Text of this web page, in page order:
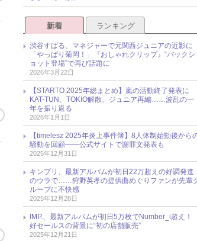
新着 ランキング
渋谷すばる、マネジャーで元関西ジュニアの近影に
「やっぱり菊岡！」『おしゃれクリップ』“バックシ
ョット登場”で再び話題に
2026年3月22日
【STARTO 2025年総まとめ】嵐の活動終了発表に
KAT-TUN、TOKIO解散、ジュニア再編……波乱の一
年を振り返る
2026年1月1日
【timelesz 2025年炎上事件簿】8人体制始動後から
騒動を回顧――公式サイトで謝罪文発表も
2025年12月31日
キンプリ、最新アルバムが初日22万超えの好調発進
のウラで……狩野英孝の提供曲めぐりファンが先輩
ループに不快感
2025年12月28日
IMP.、最新アルバムが初日5万枚でNumber_i超え！
好セールスの背景に“初の店舗販売”
2025年12月21日